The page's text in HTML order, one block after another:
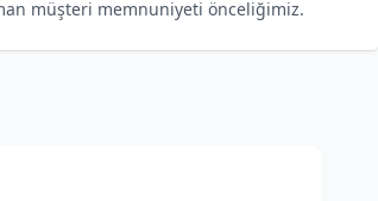
müşteri memnuniyeti önceliğimiz.